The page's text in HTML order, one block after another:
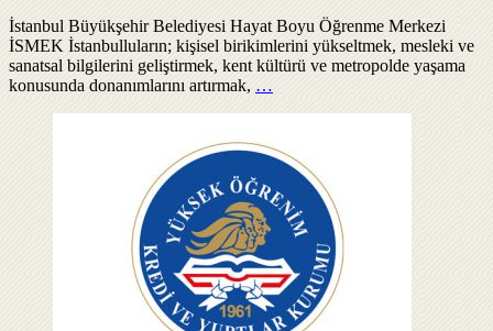
İstanbul Büyükşehir Belediyesi Hayat Boyu Öğrenme Merkezi
İSMEK İstanbulluların; kişisel birikimlerini yükseltmek, mesleki ve
sanatsal bilgilerini geliştirmek, kent kültürü ve metropolde yaşama
konusunda donanımlarını artırmak, …